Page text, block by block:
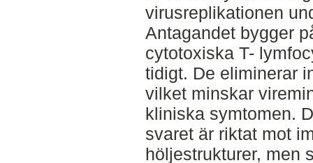
virusreplikationen
Antagandet bygger
cytotoxiska T-
tidigt. De eliminerar
vilket minskar
kliniska symtomen.
svaret är riktat mot
höljestrukturer, men